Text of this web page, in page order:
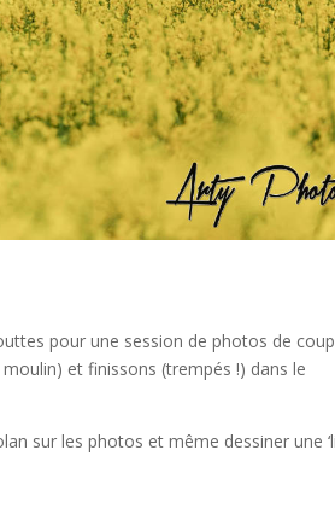
pour une session de photos de
et finissons (trempés !) dans le
sur les photos et même dessiner une